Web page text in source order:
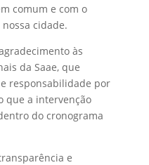
comum e com o
cidade.
às
da Saae, que
responsabilidade por
que a intervenção
do cronograma
e